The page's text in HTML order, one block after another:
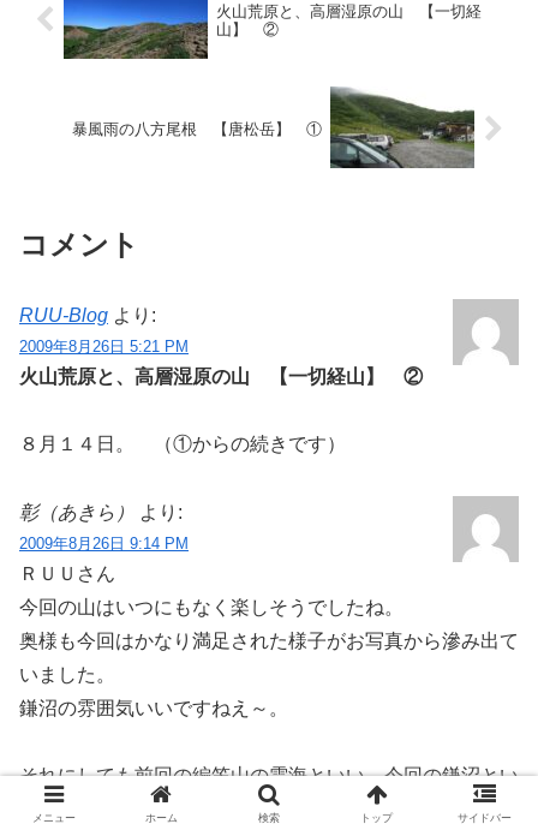
火山荒原と、高層湿原の山 【一切経
山】 ②
暴風雨の八方尾根 【唐松岳】 ①
コメント
RUU-Blog より:
2009年8月26日 5:21 PM
火山荒原と、高層湿原の山 【一切経山】 ②
８月１４日。 （①からの続きです）
彰（あきら） より:
2009年8月26日 9:14 PM
ＲＵＵさん
今回の山はいつにもなく楽しそうでしたね。
奥様も今回はかなり満足された様子がお写真から滲み出て
いました。
鎌沼の雰囲気いいですねえ～。
それにしても前回の編笠山の雲海といい、今回の鎌沼とい
い、
メニュー ホーム 検索 トップ サイドバー